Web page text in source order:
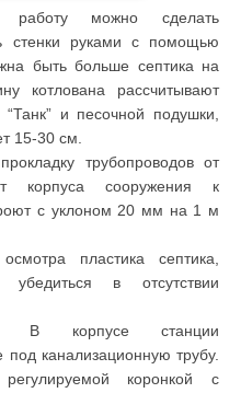
работу можно сделать
стенки руками с помощью
быть больше септика на
котлована рассчитывают
и песочной подушки,
15-30 см.
трубопроводов от
сооружения к
с уклоном 20 мм на 1 м
пластика септика,
в отсутствии
В корпусе станции
под канализационную трубу.
коронкой с